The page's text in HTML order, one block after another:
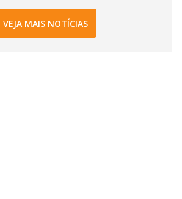
VEJA MAIS NOTÍCIAS